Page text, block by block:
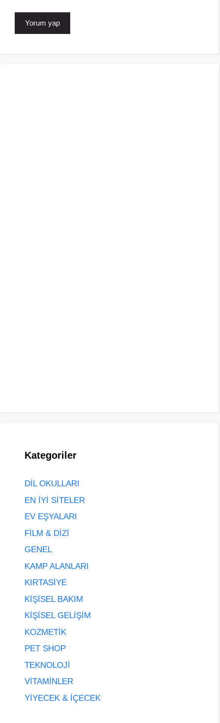
Kategoriler
DİL OKULLARI
EN İYİ SİTELER
EV EŞYALARI
FİLM & DİZİ
GENEL
KAMP ALANLARI
KIRTASİYE
KİŞİSEL BAKIM
KİŞİSEL GELİŞİM
KOZMETİK
PET SHOP
TEKNOLOJİ
VİTAMİNLER
YİYECEK & İÇECEK